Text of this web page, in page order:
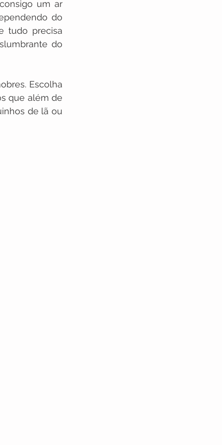
um ar
do
tudo precisa
do
Escolha
que além de
de lã ou